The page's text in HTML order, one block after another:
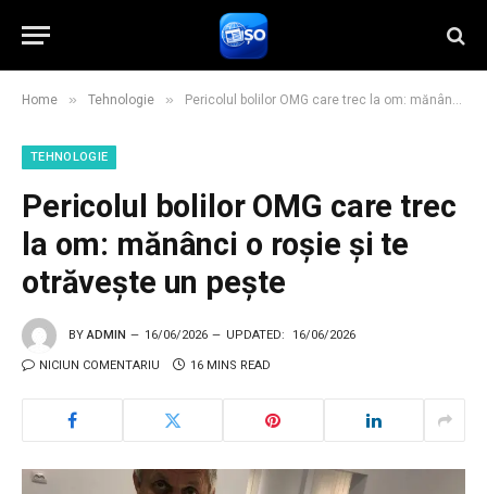
Home » Tehnologie » Pericolul bolilor OMG care trec la om: mănânci o roșie și te otrăvește un pește
TEHNOLOGIE
Pericolul bolilor OMG care trec
la om: mănânci o roșie și te
otrăvește un pește
BY ADMIN 16/06/2026 UPDATED: 16/06/2026
NICIUN COMENTARIU 16 MINS READ